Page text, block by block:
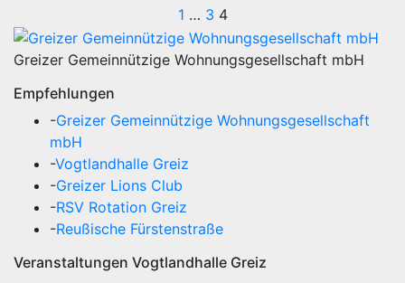
der
1 … 3 4
Greizer Gemeinnützige Wohnungsgesellschaft mbH
Empfehlungen
-Greizer Gemeinnützige Wohnungsgesellschaft
mbH
-Vogtlandhalle Greiz
-Greizer Lions Club
-RSV Rotation Greiz
-Reußische Fürstenstraße
Veranstaltungen Vogtlandhalle Greiz